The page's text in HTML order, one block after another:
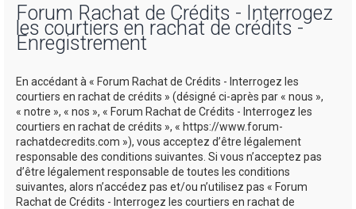
Forum Rachat de Crédits - Interrogez
les courtiers en rachat de crédits -
Enregistrement
En accédant à « Forum Rachat de Crédits - Interrogez les
courtiers en rachat de crédits » (désigné ci-après par « nous »,
« notre », « nos », « Forum Rachat de Crédits - Interrogez les
courtiers en rachat de crédits », « https://www.forum-
rachatdecredits.com »), vous acceptez d’être légalement
responsable des conditions suivantes. Si vous n’acceptez pas
d’être légalement responsable de toutes les conditions
suivantes, alors n’accédez pas et/ou n’utilisez pas « Forum
Rachat de Crédits - Interrogez les courtiers en rachat de